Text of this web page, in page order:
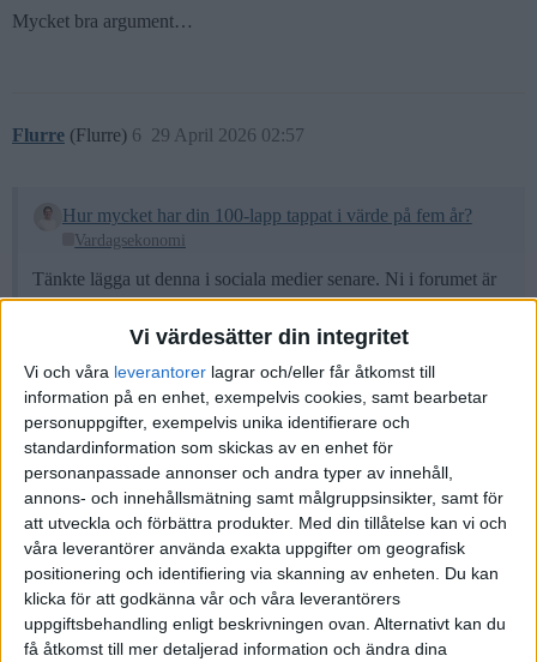
Vi värdesätter din integritet
Vi och våra leverantorer lagrar och/eller får åtkomst till
information på en enhet, exempelvis cookies, samt bearbetar
personuppgifter, exempelvis unika identifierare och
standardinformation som skickas av en enhet för
personanpassade annonser och andra typer av innehåll,
annons- och innehållsmätning samt målgruppsinsikter, samt för
att utveckla och förbättra produkter. Med din tillåtelse kan vi och
våra leverantörer använda exakta uppgifter om geografisk
positionering och identifiering via skanning av enheten. Du kan
klicka för att godkänna vår och våra leverantörers
uppgiftsbehandling enligt beskrivningen ovan. Alternativt kan du
få åtkomst till mer detaljerad information och ändra dina
Mycket bra argument…
Flurre (Flurre) 29 April 2026 02:57
6
Hur mycket har din 100-lapp tappat i värde på fem år?
Vardagsekonomi
Tänkte lägga ut denna i sociala medier senare. Ni i forumet är
ju bäst på att ge feedback. Vad tänker du och ser du?Om
bildspelet nedan inte fungerar, klicka här.
Visa henne denna
2 gillningar
Ticker (Ticker) 29 April 2026 04:52
7
Två sparkonton i olika banker och vips är hon skyddad av
insättningsgarantin. Vem vet, hon kanske har 8 miljoner i fonder
också?